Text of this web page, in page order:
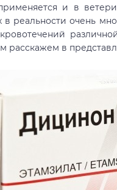
и в
реальности очень
расскажем в